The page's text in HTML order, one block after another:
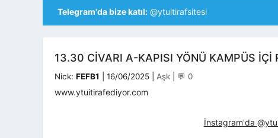
Telegram'da bize katıl: @ytuitirafsitesi
13.30 CIVARI A-KAPISI YÖNÜ KAMPÜS İÇI
Nick: FEFB1 16/06/2025 Kategoriler
Aşk 💬 0
www.ytuitirafediyor.com
İnstagram'da